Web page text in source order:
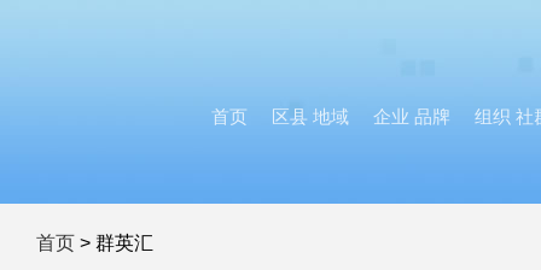
首页 区县 地域 企业 品牌 组织 社
首页 > 群英汇